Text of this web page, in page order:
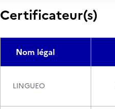
Certificateur(s)
Nom légal
LINGUEO